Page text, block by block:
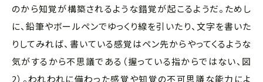
のから知覚が構築されるような錯覚が起こるようだ。ためし
に、鉛筆やボールペンでゆっくり線を引いたり、文字を書いた
りしてみれば、書いている感覚はペン先からやってくるような
気がするから不思議である（握っている指からではない、図
2）。われわれに備わった感覚や知覚の不可思議な能力によ